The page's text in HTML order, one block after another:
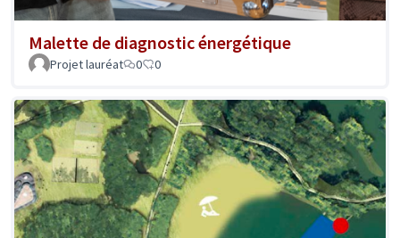
Malette de diagnostic énergétique
Projet lauréat 0 0